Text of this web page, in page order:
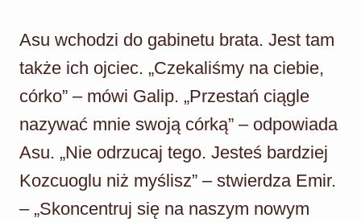
Asu wchodzi do gabinetu brata. Jest tam
także ich ojciec. „Czekaliśmy na ciebie,
córko” – mówi Galip. „Przestań ciągle
nazywać mnie swoją córką” – odpowiada
Asu. „Nie odrzucaj tego. Jesteś bardziej
Kozcuoglu niż myślisz” – stwierdza Emir.
– „Skoncentruj się na naszym nowym